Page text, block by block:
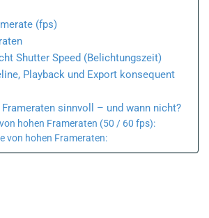
(fps)
Shutter Speed (Belichtungszeit)
Playback und Export konsequent
sinnvoll – und wann nicht?
hohen Frameraten (50 / 60 fps):
von hohen Frameraten: